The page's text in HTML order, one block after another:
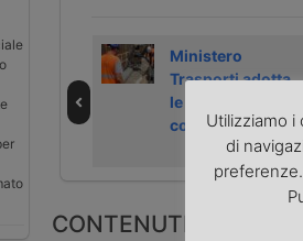
due
Gioia
cocaina
Ministero
Trasporti adotta
le linee guida sul
cold ironing
CONTENUTI
Utilizziamo
di